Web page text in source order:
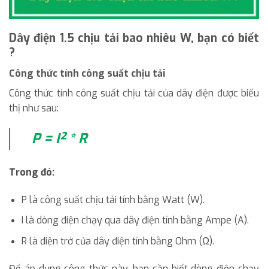
Dây điện 1.5 chịu tải bao nhiêu W, bạn có biết
?
Công thức tính công suất chịu tải
Công thức tính công suất chịu tải của dây điện được biểu
thị như sau:
P = I² * R
Trong đó:
P là công suất chịu tải tính bằng Watt (W).
I là dòng điện chạy qua dây điện tính bằng Ampe (A).
R là điện trở của dây điện tính bằng Ohm (Ω).